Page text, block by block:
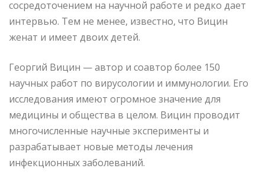
сосредоточением на научной работе и редко дает
интервью. Тем не менее, известно, что Вицин
женат и имеет двоих детей.
Георгий Вицин — автор и соавтор более 150
научных работ по вирусологии и иммунологии. Его
исследования имеют огромное значение для
медицины и общества в целом. Вицин проводит
многочисленные научные эксперименты и
разрабатывает новые методы лечения
инфекционных заболеваний.